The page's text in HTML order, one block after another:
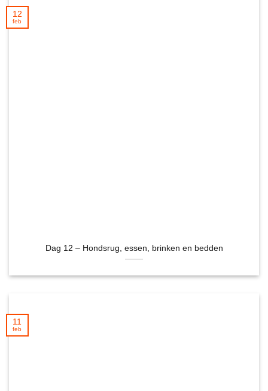
Dag 12 – Hondsrug, essen, brinken en bedden
12
feb
11
feb